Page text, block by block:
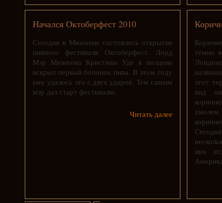
Начался Октоберфест 2010
Сегодня в Мюнхене состоялось открытие
пивного фестиваля Октоберфест. Лорд
Мэр Мюнхена Кристиан Уде в полдень
вскрыл первый бочонок пива. В этом году
ему удалось это с двух ударов. Тем самым
мэр дал старт фестивалю.
Читать далее
тёмно
этот
вид
них